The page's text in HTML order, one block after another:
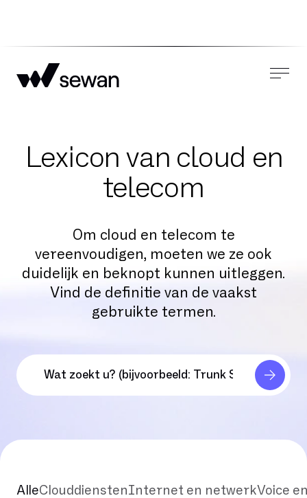
Lexicon van cloud en
telecom
Om cloud en telecom te
vereenvoudigen, moeten we ze ook
duidelijk en beknopt kunnen uitleggen.
Vind de definitie van de vaakst
gebruikte termen.
AlleClouddienstenInternet en netwerkVoice